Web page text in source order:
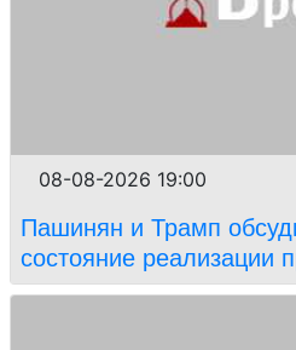
08-08-2026 19:00
Пашинян и Трамп
состояние реализации